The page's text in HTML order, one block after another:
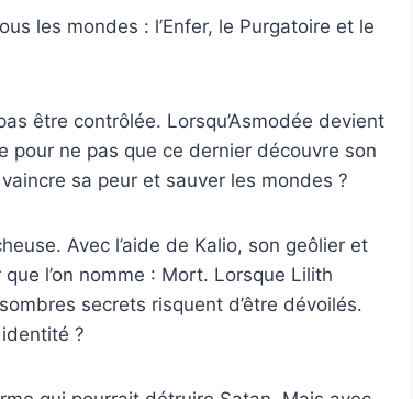
les mondes : l’Enfer, le Purgatoire et le
être contrôlée. Lorsqu’Asmodée devient
pour ne pas que ce dernier découvre son
sa peur et sauver les mondes ?
Avec l’aide de Kalio, son geôlier et
l’on nomme : Mort. Lorsque Lilith
secrets risquent d’être dévoilés.
?